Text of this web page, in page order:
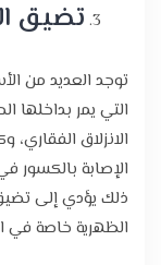
تضيق
توجد العديد من
التي يمر بداخلها
الانزلاق الفقاري،
الإصابة بالكسور
ذلك يؤدي إلى تضيق
الظهرية خاصة في